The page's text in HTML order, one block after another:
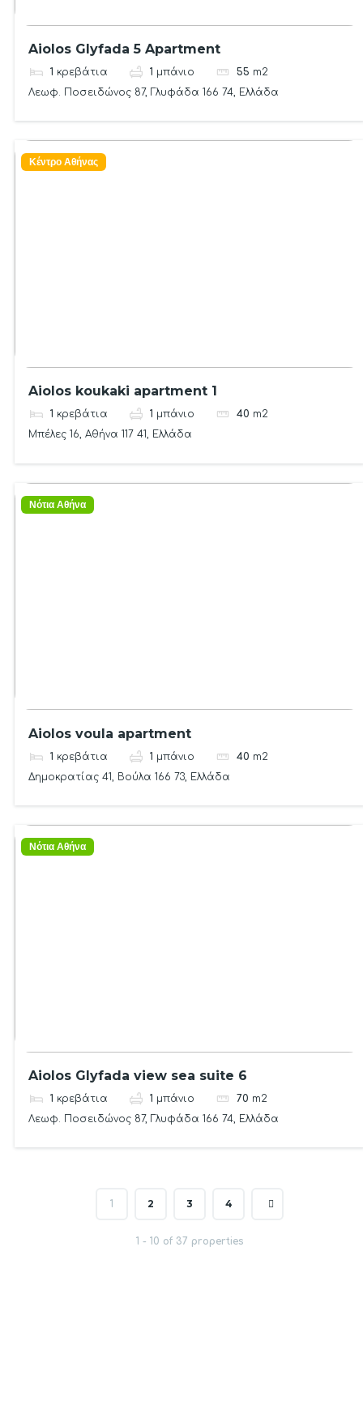
Aiolos Glyfada 5 Apartment
1 κρεβάτια 1 μπάνιο 55 m2
Λεωφ. Ποσειδώνος 87, Γλυφάδα 166 74, Ελλάδα
Κέντρο Αθήνας
Aiolos koukaki apartment 1
1 κρεβάτια 1 μπάνιο 40 m2
Μπέλες 16, Αθήνα 117 41, Ελλάδα
Νότια Αθήνα
Aiolos voula apartment
1 κρεβάτια 1 μπάνιο 40 m2
Δημοκρατίας 41, Βούλα 166 73, Ελλάδα
Νότια Αθήνα
Aiolos Glyfada view sea suite 6
1 κρεβάτια 1 μπάνιο 70 m2
Λεωφ. Ποσειδώνος 87, Γλυφάδα 166 74, Ελλάδα
1 2 3 4
1 - 10 of 37 properties